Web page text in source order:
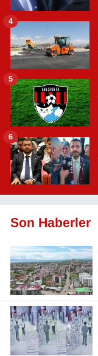
4
5
6
Son Haberler